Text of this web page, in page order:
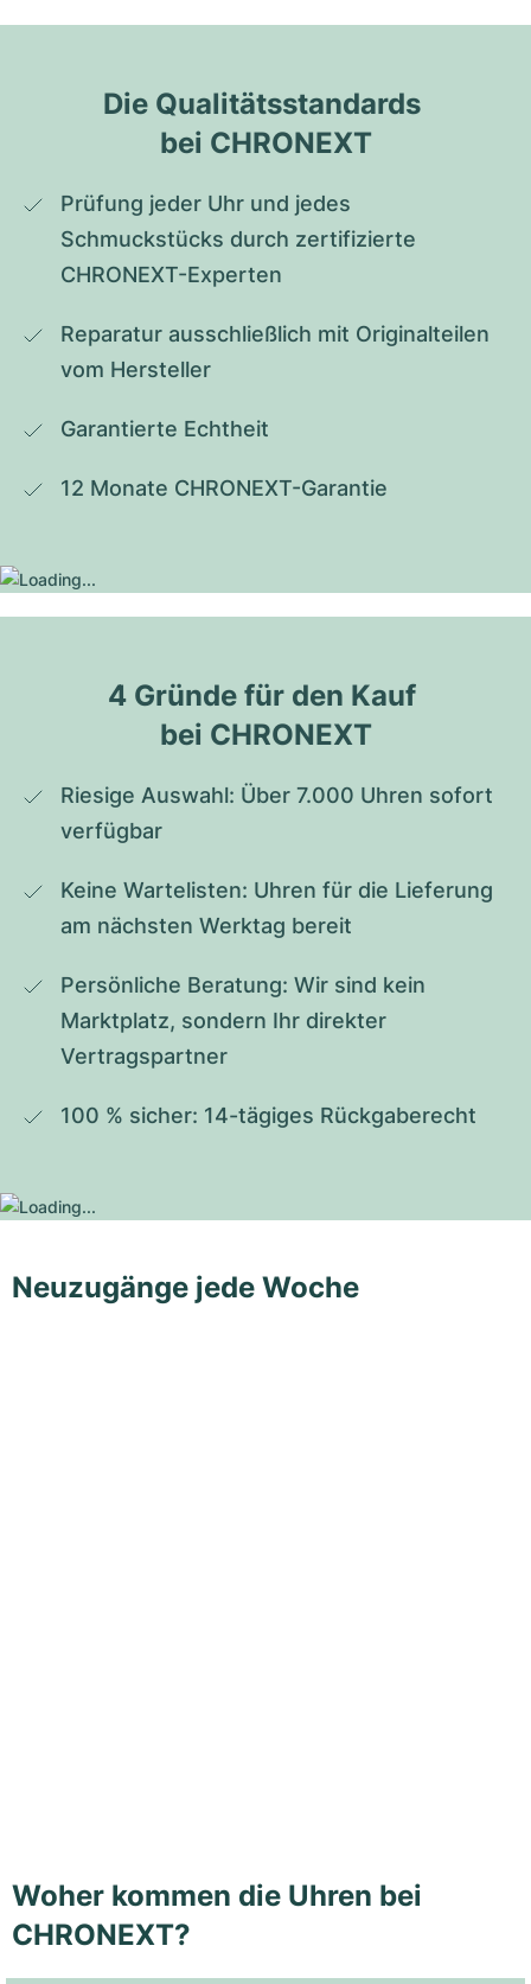
Die Qualitätsstandards
bei CHRONEXT
Prüfung jeder Uhr und jedes
Schmuckstücks durch zertifizierte
CHRONEXT-Experten
Reparatur ausschließlich mit Originalteilen
vom Hersteller
Garantierte Echtheit
12 Monate CHRONEXT-Garantie
4 Gründe für den Kauf
bei CHRONEXT
Riesige Auswahl: Über 7.000 Uhren sofort
verfügbar
Keine Wartelisten: Uhren für die Lieferung
am nächsten Werktag bereit
Persönliche Beratung: Wir sind kein
Marktplatz, sondern Ihr direkter
Vertragspartner
100 % sicher: 14-tägiges Rückgaberecht
Neuzugänge jede Woche
Woher kommen die Uhren bei
CHRONEXT?